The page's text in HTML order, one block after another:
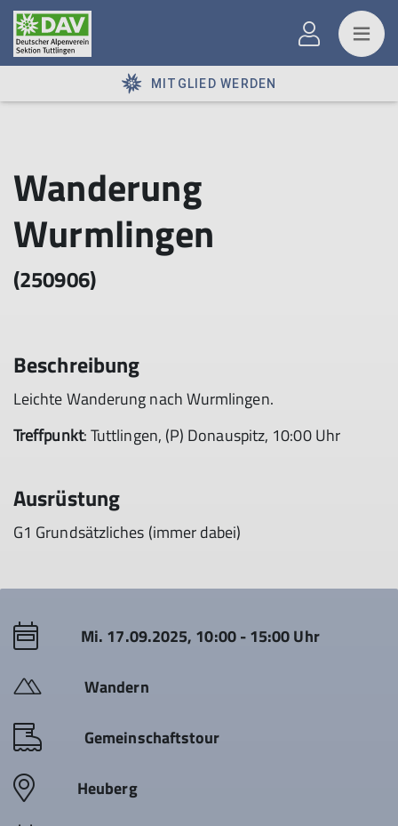
MITGLIED WERDEN
Wanderung
Wurmlingen
(250906)
Beschreibung
Leichte Wanderung nach Wurmlingen.
Treffpunkt: Tuttlingen, (P) Donauspitz, 10:00 Uhr
Ausrüstung
G1 Grundsätzliches (immer dabei)
Mi. 17.09.2025, 10:00 - 15:00 Uhr
Wandern
Gemeinschaftstour
Heuberg